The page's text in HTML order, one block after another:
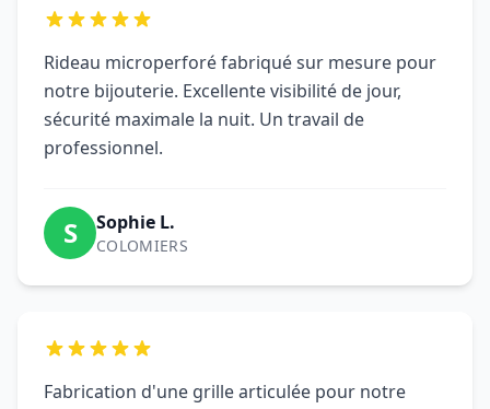
Rideau microperforé fabriqué sur mesure pour
notre bijouterie. Excellente visibilité de jour,
sécurité maximale la nuit. Un travail de
professionnel.
S Sophie L.
COLOMIERS
Fabrication d'une grille articulée pour notre